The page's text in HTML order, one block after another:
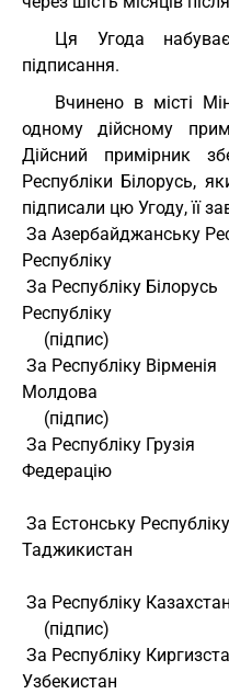
Ця Угода
підписання.
Вчинено в місті
одному дійсному
Дійсний примірник
Республіки Білорусь,
підписали цю Угоду, її
Республіку
Республіку
     (підпис)
Молдова
(підпис)
Федерацію
Таджикистан
За Республіку
(підпис)
Узбекистан